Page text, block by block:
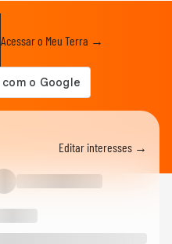
Acessar o Meu Terra →
Editar interesses →